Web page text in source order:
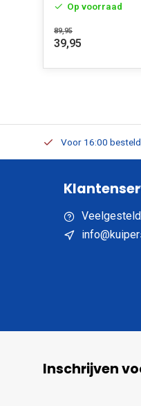
Op voorraad
89,95
39,95
Voor 16:00
Inschrijven